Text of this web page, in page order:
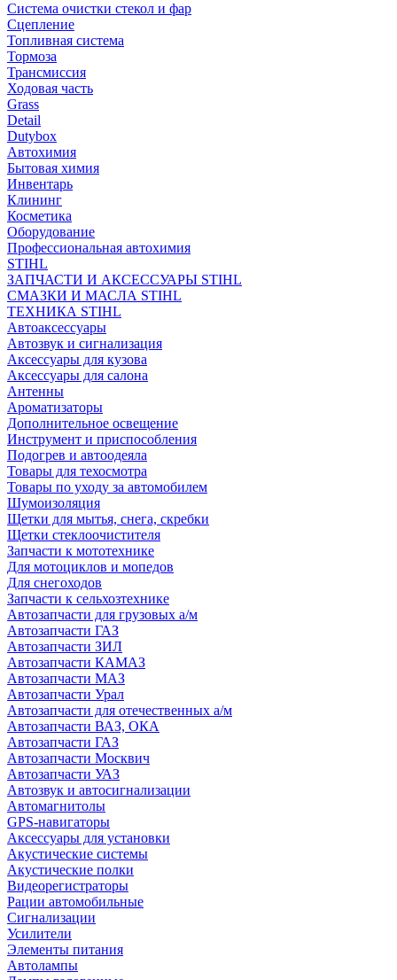
Система очистки стекол и фар
Сцепление
Топливная система
Тормоза
Трансмиссия
Ходовая часть
Grass
Detail
Dutybox
Автохимия
Бытовая химия
Инвентарь
Клининг
Косметика
Оборудование
Профессиональная автохимия
STIHL
ЗАПЧАСТИ И АКСЕССУАРЫ STIHL
СМАЗКИ И МАСЛА STIHL
ТЕХНИКА STIHL
Автоаксессуары
Автозвук и сигнализация
Аксессуары для кузова
Аксессуары для салона
Антенны
Ароматизаторы
Дополнительное освещение
Инструмент и приспособления
Подогрев и автоодеяла
Товары для техосмотра
Товары по уходу за автомобилем
Шумоизоляция
Щетки для мытья, снега, скребки
Щетки стеклоочистителя
Запчасти к мототехнике
Для мотоциклов и мопедов
Для снегоходов
Запчасти к сельхозтехнике
Автозапчасти для грузовых а/м
Автозапчасти ГАЗ
Автозапчасти ЗИЛ
Автозапчасти КАМАЗ
Автозапчасти МАЗ
Автозапчасти Урал
Автозапчасти для отечественных а/м
Автозапчасти ВАЗ, ОКА
Автозапчасти ГАЗ
Автозапчасти Москвич
Автозапчасти УАЗ
Автозвук и автосигнализации
Автомагнитолы
GPS-навигаторы
Аксессуары для установки
Акустические системы
Акустические полки
Видеорегистраторы
Рации автомобильные
Сигнализации
Усилители
Элементы питания
Автолампы